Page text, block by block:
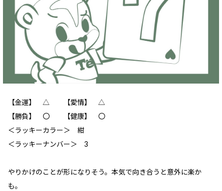
【金運】 △ 【愛情】 △
【勝負】 〇 【健康】 〇
＜ラッキーカラー＞ 紺
＜ラッキーナンバー＞ 3
やりかけのことが形になりそう。本気で向き合うと意外に楽か
も。